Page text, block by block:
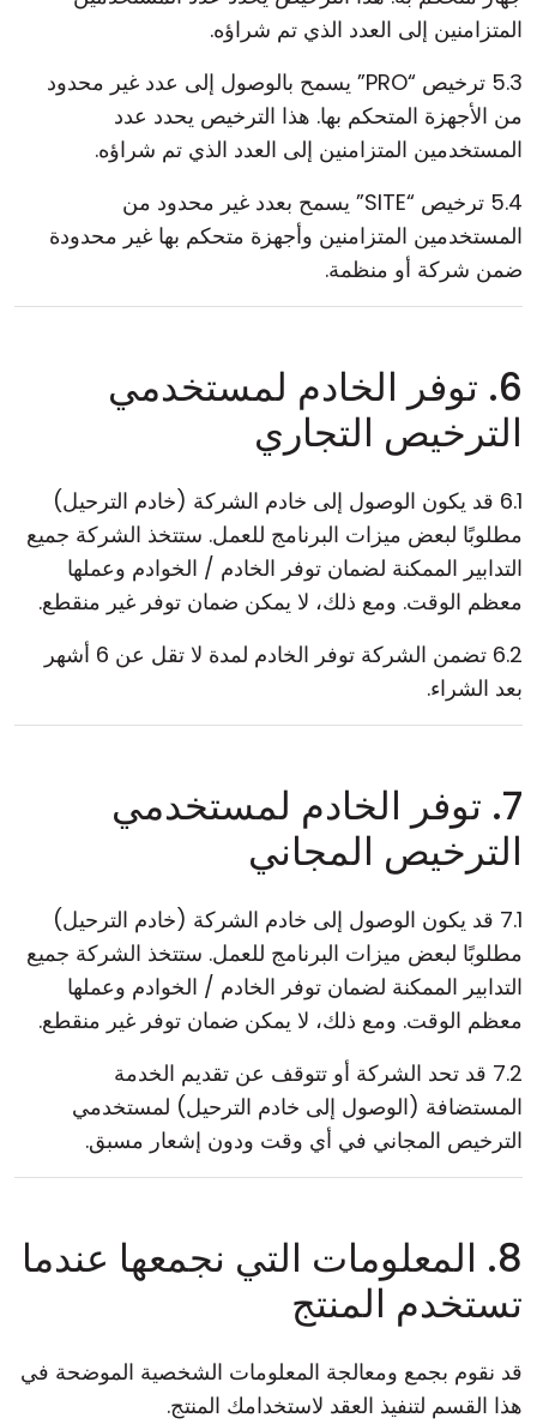
المتزامنين إلى العدد الذي تم شراؤه.
5.3 ترخيص “PRO” يسمح بالوصول إلى عدد غير محدود
من الأجهزة المتحكم بها. هذا الترخيص يحدد عدد
المستخدمين المتزامنين إلى العدد الذي تم شراؤه.
5.4 ترخيص “SITE” يسمح بعدد غير محدود من
المستخدمين المتزامنين وأجهزة متحكم بها غير محدودة
ضمن شركة أو منظمة.
6. توفر الخادم لمستخدمي
الترخيص التجاري
6.1 قد يكون الوصول إلى خادم الشركة (خادم الترحيل)
مطلوبًا لبعض ميزات البرنامج للعمل. ستتخذ الشركة جميع
التدابير الممكنة لضمان توفر الخادم / الخوادم وعملها
معظم الوقت. ومع ذلك، لا يمكن ضمان توفر غير منقطع.
6.2 تضمن الشركة توفر الخادم لمدة لا تقل عن 6 أشهر
بعد الشراء.
7. توفر الخادم لمستخدمي
الترخيص المجاني
7.1 قد يكون الوصول إلى خادم الشركة (خادم الترحيل)
مطلوبًا لبعض ميزات البرنامج للعمل. ستتخذ الشركة جميع
التدابير الممكنة لضمان توفر الخادم / الخوادم وعملها
معظم الوقت. ومع ذلك، لا يمكن ضمان توفر غير منقطع.
7.2 قد تحد الشركة أو تتوقف عن تقديم الخدمة
المستضافة (الوصول إلى خادم الترحيل) لمستخدمي
الترخيص المجاني في أي وقت ودون إشعار مسبق.
8. المعلومات التي نجمعها عندما
تستخدم المنتج
قد نقوم بجمع ومعالجة المعلومات الشخصية الموضحة في
هذا القسم لتنفيذ العقد لاستخدامك المنتج.